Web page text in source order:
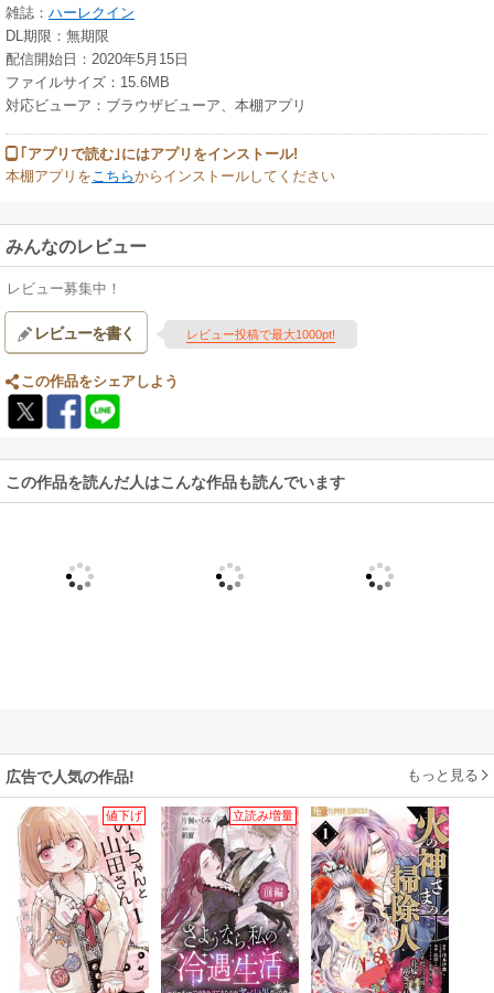
雑誌： ハーレクイン
DL期限：無期限
配信開始日：2020年5月15日
ファイルサイズ：15.6MB
対応ビューア：ブラウザビューア、本棚アプリ
｢アプリで読む｣にはアプリをインストール!
本棚アプリをこちらからインストールしてください
みんなのレビュー
レビュー募集中！
レビューを書く レビュー投稿で最大1000pt!
この作品をシェアしよう
この作品を読んだ人はこんな作品も読んでいます
広告で人気の作品! もっと見る
値下げ 立読み増量